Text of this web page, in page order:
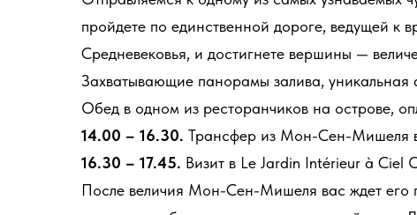
пройдете по единственной дороге, ведущей к
Средневековья, и достигнете вершины —
Захватывающие панорамы залива,
Обед в одном из ресторанчиков на острове,
14.00 – 16.30. Трансфер из Мон-Сен-Мишеля
16.30 – 17.45. Визит в Le Jardin Intérieur à Ciel
После величия Мон-Сен-Мишеля вас ждет его